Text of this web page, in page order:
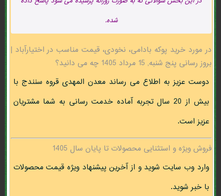
شده.
در مورد خرید پوکه بادامی، نخودی، قیمت مناسب در اختيارآباد |
بروز رسانی پنج شنبه, 15 مرداد 1405 چه می دانید؟
دوست عزیز به اطلاع می رساند معدن المهدی قروه سنندج با
بیش از 20 سال تجربه آماده خدمت رسانی به شما مشتریان
عزیز است.
فروش ویژه و استثنایی محصولات تا پایان سال 1405
وارد وب سایت شوید و از آخرین پیشنهاد ویژه قیمت محصولات
با خبر شوید.